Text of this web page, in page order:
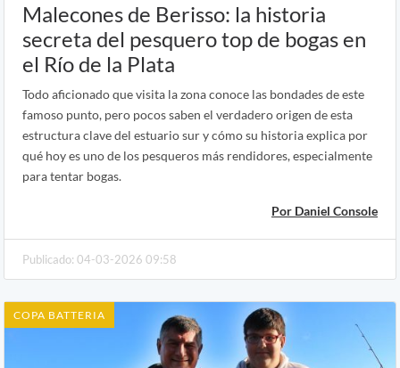
Malecones de Berisso: la historia
secreta del pesquero top de bogas en
el Río de la Plata
Todo aficionado que visita la zona conoce las bondades de este
famoso punto, pero pocos saben el verdadero origen de esta
estructura clave del estuario sur y cómo su historia explica por
qué hoy es uno de los pesqueros más rendidores, especialmente
para tentar bogas.
Por Daniel Console
Publicado: 04-03-2026 09:58
COPA BATTERIA